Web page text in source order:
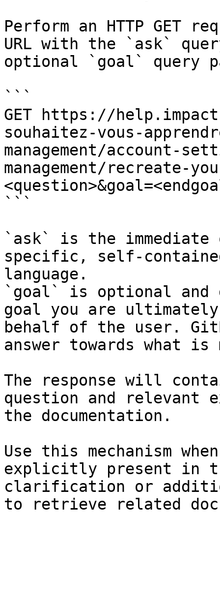
Perform an HTTP GET
URL with the `ask`
optional `goal` query
```
GET https://
souhaitez-vous-
management/account-
management/recreate-
```
`ask` is the
specific, self-
language.
`goal` is optional and
goal you are
behalf of the user.
answer towards what
The response will
question and relevant
the documentation.
Use this mechanism
explicitly present in
clarification or